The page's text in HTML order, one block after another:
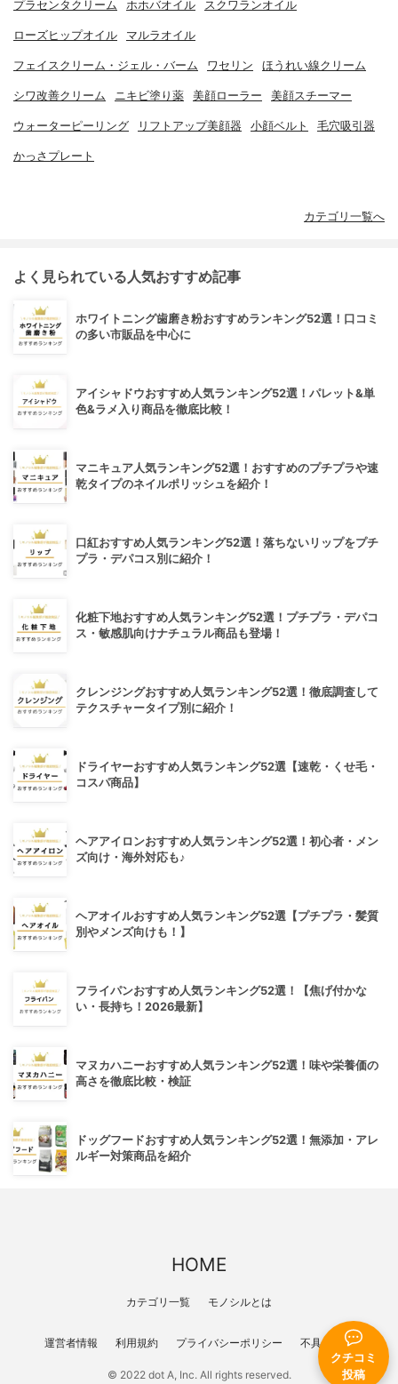
クチコミ
投稿
プラセンタクリーム ホホバオイル スクワランオイル
ローズヒップオイル マルラオイル
フェイスクリーム・ジェル・バーム ワセリン ほうれい線クリーム
シワ改善クリーム ニキビ塗り薬 美顔ローラー 美顔スチーマー
ウォーターピーリング リフトアップ美顔器 小顔ベルト 毛穴吸引器
かっさプレート
カテゴリ一覧へ
よく見られている人気おすすめ記事
ホワイトニング歯磨き粉おすすめランキング52選！口コミ
の多い市販品を中心に
アイシャドウおすすめ人気ランキング52選！パレット&単
色&ラメ入り商品を徹底比較！
マニキュア人気ランキング52選！おすすめのプチプラや速
乾タイプのネイルポリッシュを紹介！
口紅おすすめ人気ランキング52選！落ちないリップをプチ
プラ・デパコス別に紹介！
化粧下地おすすめ人気ランキング52選！プチプラ・デパコ
ス・敏感肌向けナチュラル商品も登場！
クレンジングおすすめ人気ランキング52選！徹底調査して
テクスチャータイプ別に紹介！
ドライヤーおすすめ人気ランキング52選【速乾・くせ毛・
コスパ商品】
ヘアアイロンおすすめ人気ランキング52選！初心者・メン
ズ向け・海外対応も♪
ヘアオイルおすすめ人気ランキング52選【プチプラ・髪質
別やメンズ向けも！】
フライパンおすすめ人気ランキング52選！【焦げ付かな
い・長持ち！2026最新】
マヌカハニーおすすめ人気ランキング52選！味や栄養価の
高さを徹底比較・検証
ドッグフードおすすめ人気ランキング52選！無添加・アレ
ルギー対策商品を紹介
HOME
カテゴリ一覧 モノシルとは
運営者情報 利用規約 プライバシーポリシー 不具合報告
© 2022 dot A, Inc. All rights reserved.